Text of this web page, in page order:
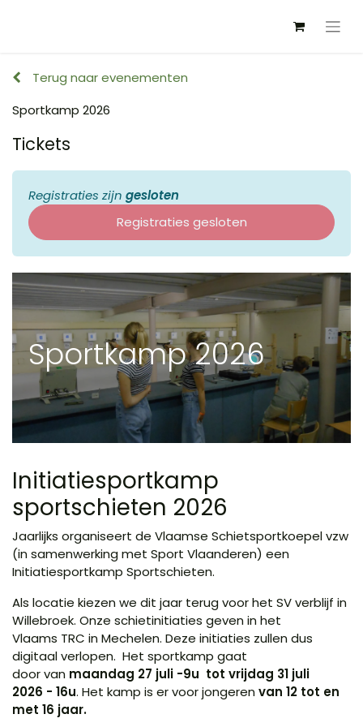
Terug naar evenementen
Sportkamp 2026
Tickets
Registraties zijn gesloten
Registraties gesloten
Sportkamp 2026
Initiatiesportkamp
sportschieten 2026
Jaarlijks organiseert de Vlaamse Schietsportkoepel vzw
(in samenwerking met Sport Vlaanderen) een
Initiatiesportkamp Sportschieten.
Als locatie kiezen we dit jaar terug voor het SV verblijf in
Willebroek. Onze schietinitiaties geven in het
Vlaams TRC in Mechelen. Deze initiaties zullen dus
digitaal verlopen. Het sportkamp gaat
door van maandag 27 juli -9u tot vrijdag 31 juli
2026 - 16u. Het kamp is er voor jongeren van 12 tot en
met 16 jaar.